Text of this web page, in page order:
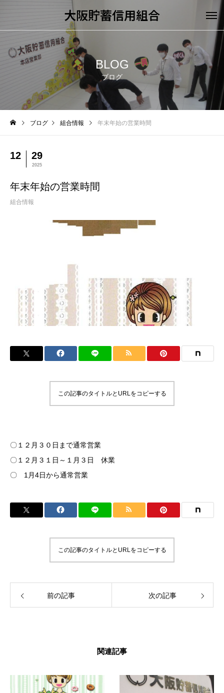
大阪貯蓄信用組合
BLOG
ブログ
ブログ 組合情報 年末年始の営業時間
12 29
2025
年末年始の営業時間
組合情報
この記事のタイトルとURLをコピーする
〇１２月３０日まで通常営業
〇１２月３１日～１月３日 休業
〇 1月4日から通常営業
この記事のタイトルとURLをコピーする
前の記事 次の記事
関連記事